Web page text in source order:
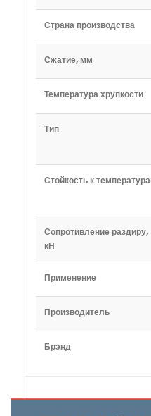
Страна производства
Сжатие, мм
Температура хрупкости
Тип
Стойкость к
Сопротивление раздиру,
кН
Применение
Производитель
Брэнд